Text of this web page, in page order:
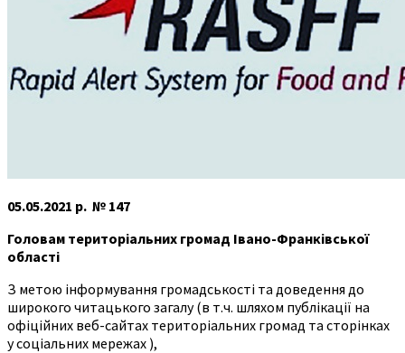
05.05.2021 р. № 147
Головам територіальних громад Івано-Франківської
області
З метою інформування громадськості та доведення до
широкого читацького загалу (в т.ч. шляхом публікації на
офіційних веб-сайтах територіальних громад та сторінках
у соціальних мережах ),